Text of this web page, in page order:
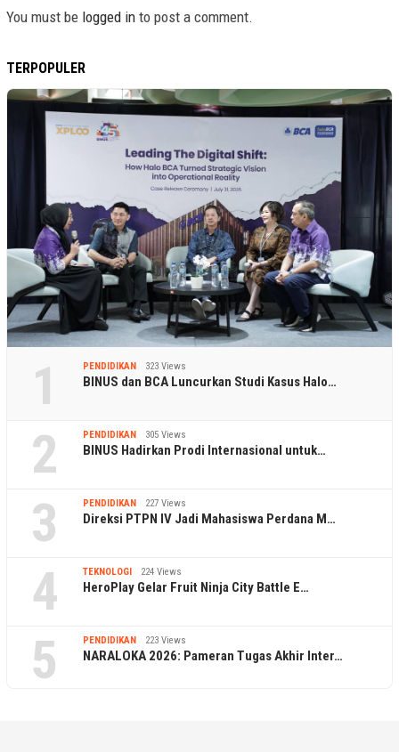
You must be logged in to post a comment.
TERPOPULER
1 PENDIDIKAN 323 Views
BINUS dan BCA Luncurkan Studi Kasus Halo…
2 PENDIDIKAN 305 Views
BINUS Hadirkan Prodi Internasional untuk…
3 PENDIDIKAN 227 Views
Direksi PTPN IV Jadi Mahasiswa Perdana M…
4 TEKNOLOGI 224 Views
HeroPlay Gelar Fruit Ninja City Battle E…
5 PENDIDIKAN 223 Views
NARALOKA 2026: Pameran Tugas Akhir Inter…